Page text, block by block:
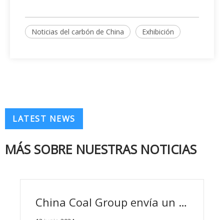
Noticias del carbón de China Exhibición
LATEST NEWS
MÁS SOBRE NUESTRAS NOTICIAS
China Coal Group envía un nuevo puntal hidráulico único minero suspendido a Shanxi y Mongolia Interior